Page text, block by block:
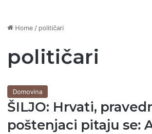
Home / političari
političari
Domovina
ŠILJO: Hrvati,
poštenjaci pitaju se: